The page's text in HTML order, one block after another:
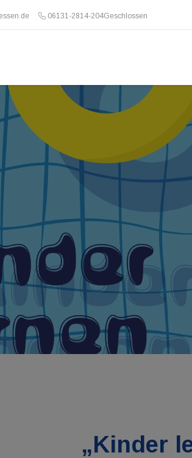
06131-2814-204Geschlossen
„Kinder